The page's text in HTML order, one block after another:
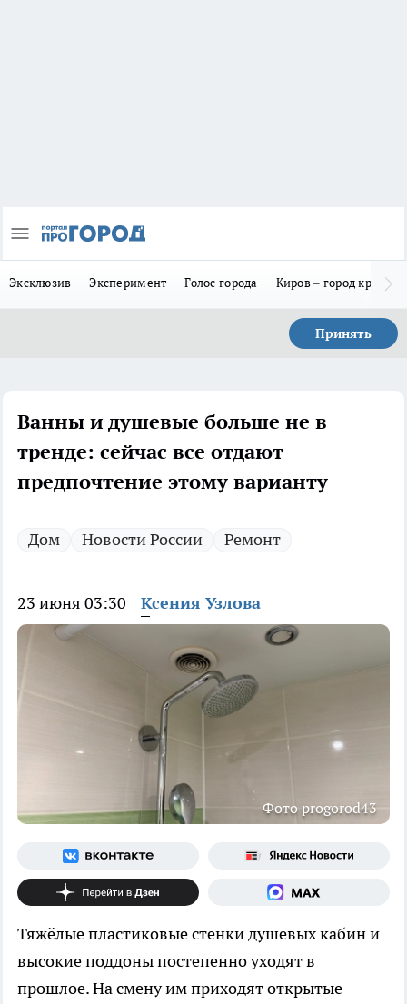
Эксклюзив Эксперимент Голос города Киров – город
Принять
Ванны и душевые больше не в
тренде: сейчас все отдают
предпочтение этому варианту
Дом Новости России Ремонт
23 июня 03:30 Ксения Узлова
Фото progorod43
Тяжёлые пластиковые стенки душевых кабин и
высокие поддоны постепенно уходят в
прошлое. На смену им приходят открытые